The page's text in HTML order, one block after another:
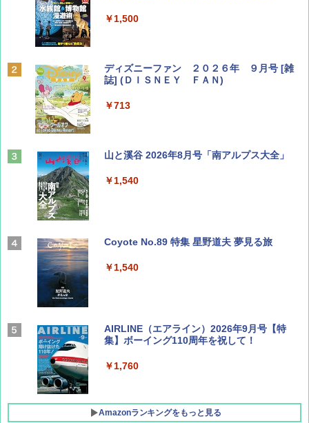
￥1,500
ディズニーファン ２０２６年 ９月号 [雑
誌] (ＤＩＳＮＥＹ ＦＡＮ)
￥713
山と溪谷 2026年8月号「南アルプス大全」
￥1,540
Coyote No.89 特集 星野道夫 夢見る旅
￥1,540
AIRLINE（エアライン）2026年9月号【特
集】ボーイング110周年を祝して！
￥1,760
Amazonランキングをもっと見る